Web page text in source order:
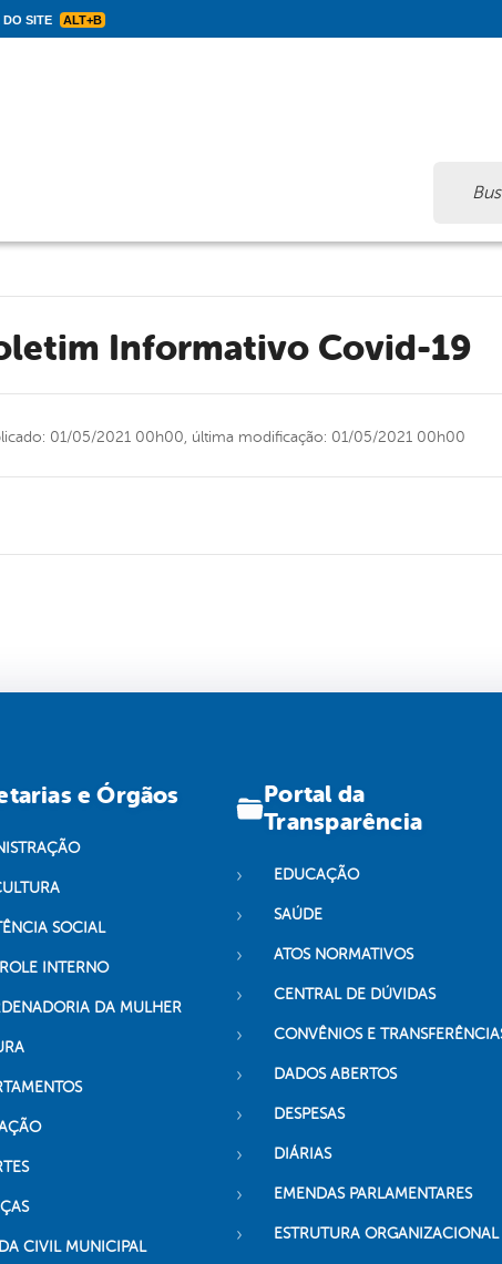
DO SITE ALT+B
Informativo Covid-19
01/05/2021 00h00, última modificação: 01/05/2021 00h00
e Órgãos
SOCIAL
INTERNO
DA MULHER
CIVIL MUNICIPAL
Portal da
Transparência
EDUCAÇÃO
SAÚDE
ATOS NORMATIVOS
CENTRAL DE DÚVIDAS
CONVÊNIOS E
DADOS ABERTOS
DESPESAS
DIÁRIAS
EMENDAS PARLAMENTARES
ESTRUTURA ORGANIZACIONAL